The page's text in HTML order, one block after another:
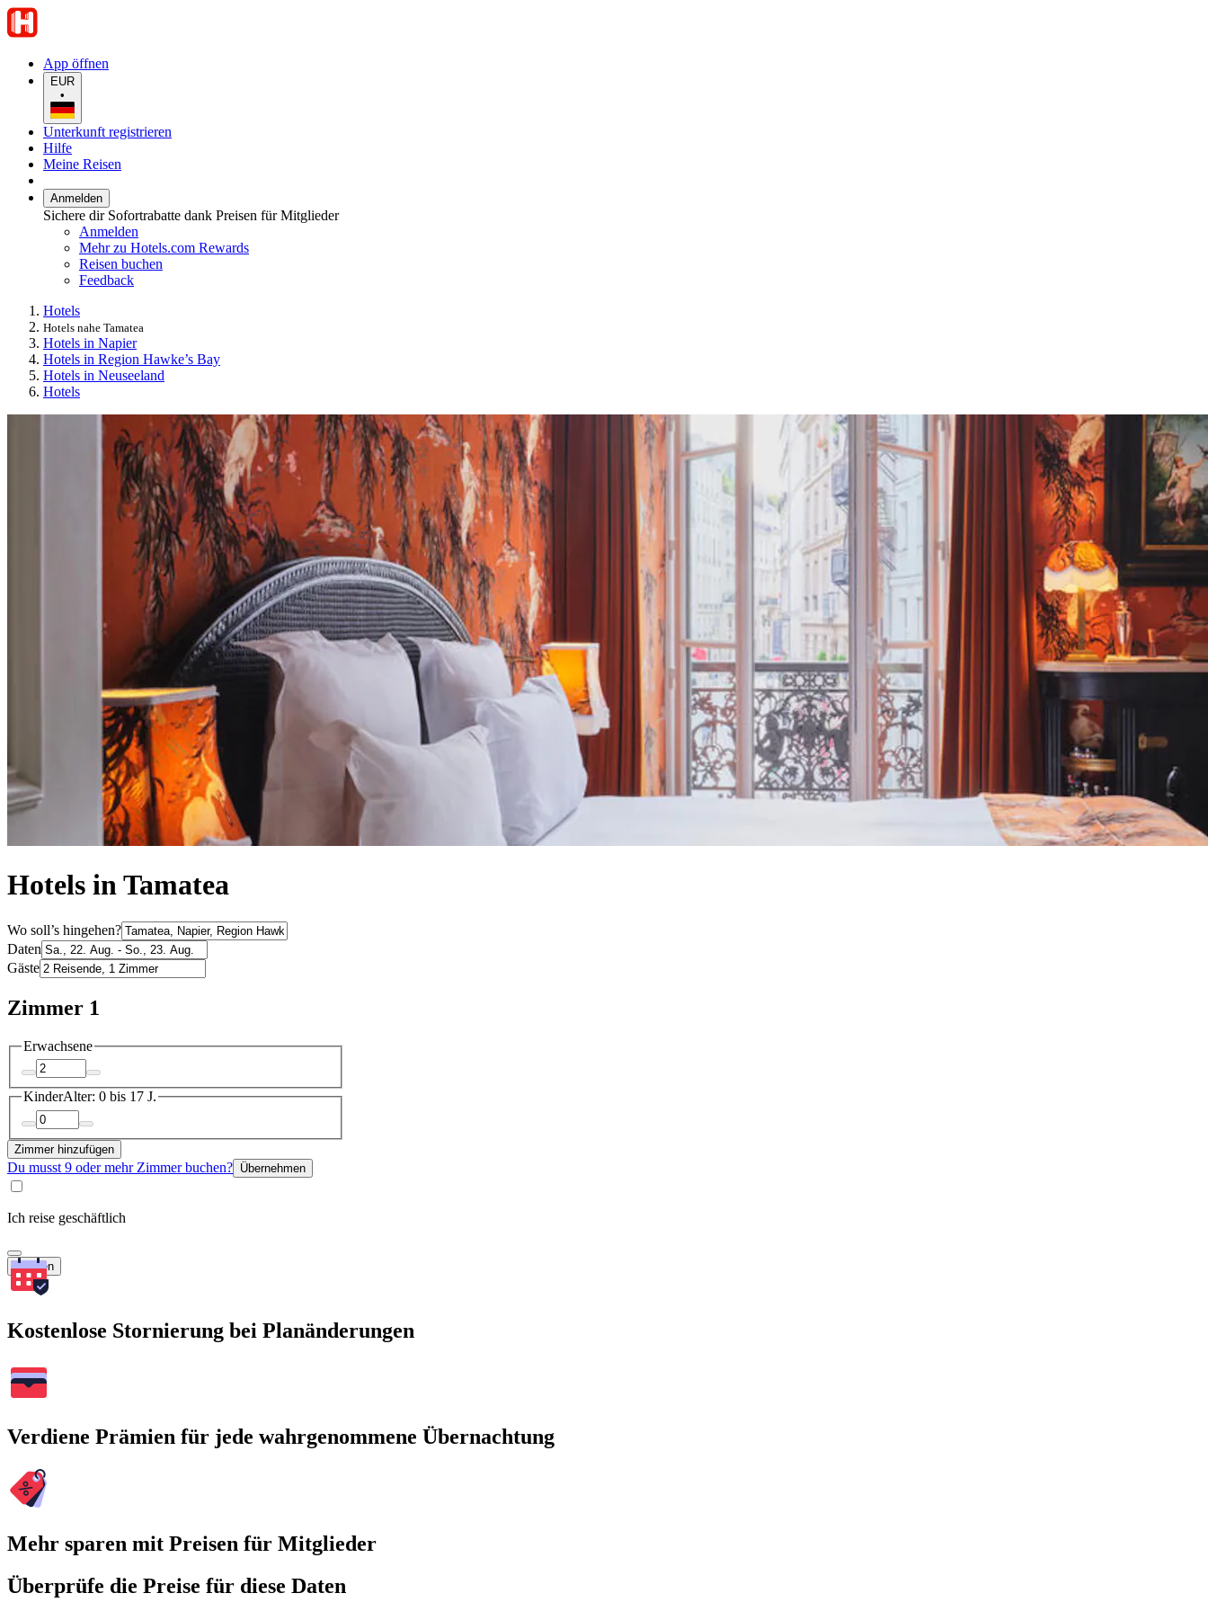
App öffnen
EUR
•
Unterkunft registrieren
Hilfe
Meine Reisen
Anmelden
Sichere dir Sofortrabatte dank Preisen für Mitglieder
Anmelden
Mehr zu Hotels.com Rewards
Reisen buchen
Feedback
Hotels
Hotels nahe Tamatea
Hotels in Napier
Hotels in Region Hawke’s Bay
Hotels in Neuseeland
Hotels
Hotels in Tamatea
Wo soll’s hingehen?
Daten
Gäste
Zimmer 1
Erwachsene
KinderAlter: 0 bis 17 J.
Zimmer hinzufügen
Du musst 9 oder mehr Zimmer buchen? Übernehmen
Ich reise geschäftlich
Suchen
Kostenlose Stornierung bei Planänderungen
Verdiene Prämien für jede wahrgenommene Übernachtung
Mehr sparen mit Preisen für Mitglieder
Überprüfe die Preise für diese Daten